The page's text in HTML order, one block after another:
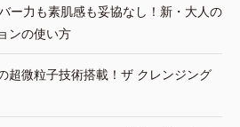
ー力も素肌感も妥協なし！新・大人の
ンの使い方
超微粒子技術搭載！ザ クレンジング